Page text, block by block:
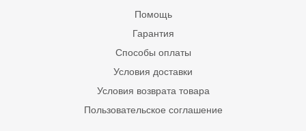
Помощь
Гарантия
Способы оплаты
Условия доставки
Условия возврата товара
Пользовательское соглашение